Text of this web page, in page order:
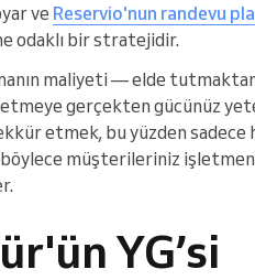
ve Reservio'nun randevu
odaklı bir stratejidir.
maliyeti — elde
gerçekten gücünüz
etmek, bu yüzden sadece
böylece müşterileriniz
YG’si